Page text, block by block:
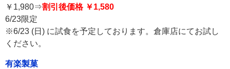
￥1,980⇒割引後価格 ￥1,580
6/23限定
※6/23 (日) に試食を予定しております。倉庫店にてお試し
ください。
有楽製菓